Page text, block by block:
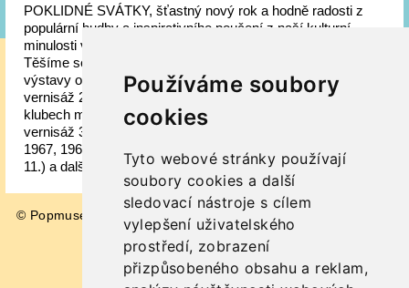
Používáme soubory
cookies
Tyto webové stránky používají
soubory cookies a další
sledovací nástroje s cílem
vylepšení uživatelského
prostředí, zobrazení
přizpůsobeného obsahu a reklam,
POKLIDNÉ SVÁTKY, šťastný nový rok a hodně radosti z
populární hudby a inspirativního poučení z naší kulturní
minulosti vám přeje POPMUSEUM.
Těšíme se na vaše návštěvy v roce 2012. V plánu máme
výstavy o českém punku (Kristova léta českého punku,
vernisáž 23. 2. 2012), o pražských tančírnách a hudebních
klubech minulého století (Fragmenty roztančené Prahy,
vernisáž 31. 5.) a o legendárních beatových festivalech
1967, 1968 a 1971 (Pražské beatové maturity, vernisáž 1.
11.) a další.
© Popmuseum 2026